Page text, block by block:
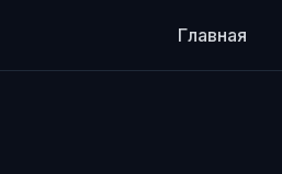
Главная